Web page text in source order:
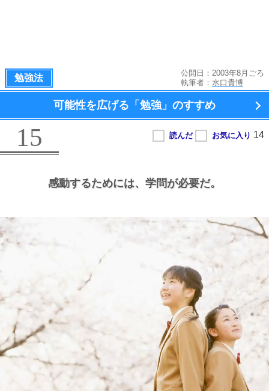
勉強法
公開日：2003年8月ごろ
執筆者： 水口貴博
可能性を広げる 「勉強」のすすめ
15
感動するためには、 学問が必要だ。